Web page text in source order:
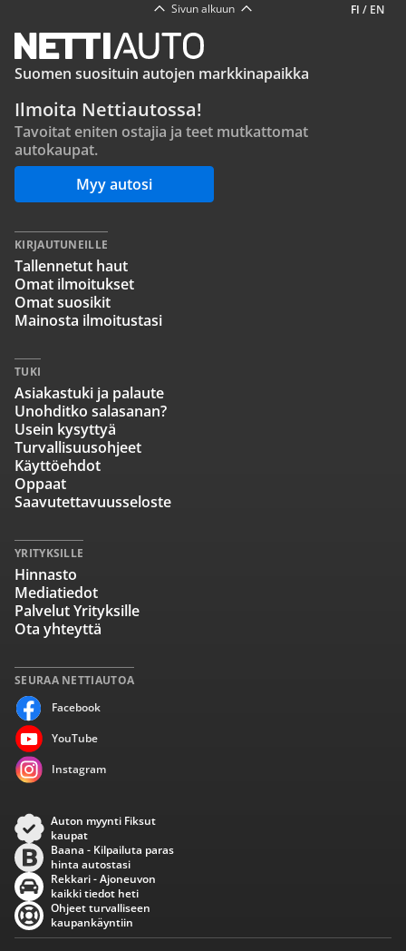
FI / EN
Sivun alkuun
Suomen suosituin autojen markkinapaikka
Ilmoita Nettiautossa!
Tavoitat eniten ostajia ja teet mutkattomat
autokaupat.
Myy autosi
SEURAA NETTIAUTOA
Facebook
YouTube
Instagram
KIRJAUTUNEILLE
Tallennetut haut
Omat ilmoitukset
Omat suosikit
Mainosta ilmoitustasi
TUKI
Asiakastuki ja palaute
Unohditko salasanan?
Usein kysyttyä
Turvallisuusohjeet
Käyttöehdot
Oppaat
Saavutettavuusseloste
YRITYKSILLE
Hinnasto
Mediatiedot
Palvelut Yrityksille
Ota yhteyttä
Auton myynti Fiksut
kaupat
Baana - Kilpailuta paras
hinta autostasi
Rekkari - Ajoneuvon
kaikki tiedot heti
Ohjeet turvalliseen
kaupankäyntiin